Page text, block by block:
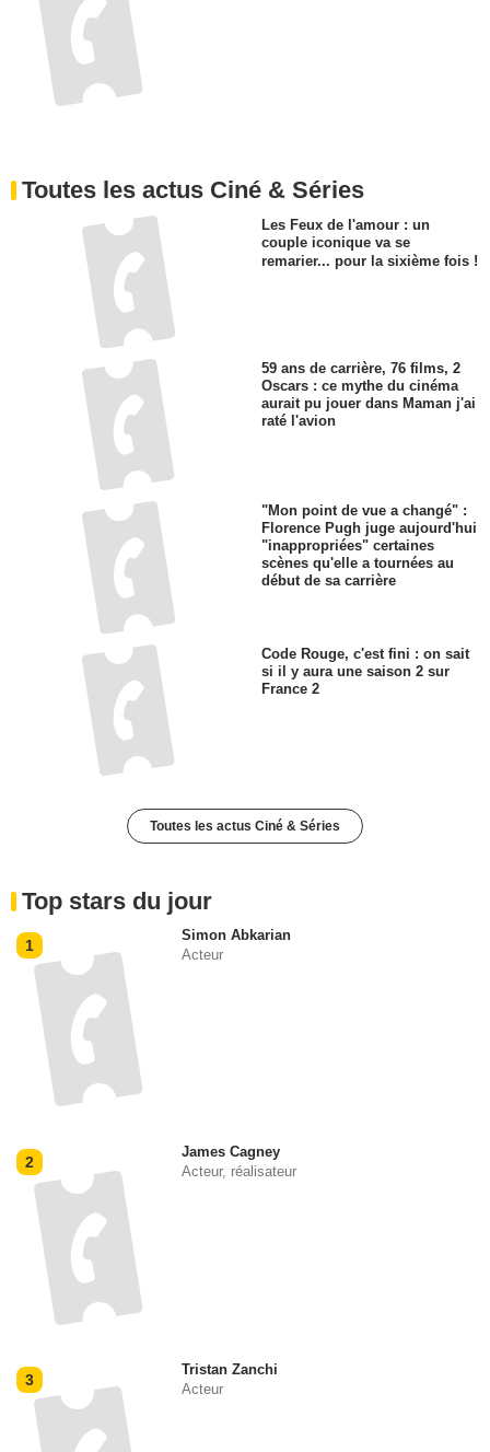
Toutes les actus Ciné & Séries
Les Feux de l'amour : un
couple iconique va se
remarier... pour la sixième fois !
59 ans de carrière, 76 films, 2
Oscars : ce mythe du cinéma
aurait pu jouer dans Maman j'ai
raté l'avion
"Mon point de vue a changé" :
Florence Pugh juge aujourd'hui
"inappropriées" certaines
scènes qu'elle a tournées au
début de sa carrière
Code Rouge, c'est fini : on sait
si il y aura une saison 2 sur
France 2
Toutes les actus Ciné & Séries
Top stars du jour
1
Simon Abkarian
Acteur
2
James Cagney
Acteur, réalisateur
3
Tristan Zanchi
Acteur